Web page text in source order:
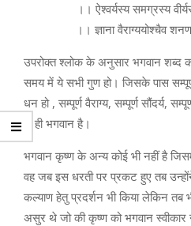
।। ऐश्वर्यस्य समग्रस्य
।। ज्ञाना वैराग्ययोश्चैव
उपरोक्त श्लोक के अनुसार भगवान
समय में ये सभी गुण हो। जिसके पास सम्पूर्ण
धन हो , सम्पूर्ण वैराग्य, सम्पूर्ण सौंदर्य,
वो ही भगवान है।
भगवान कृष्ण के अन्य कोई भी नहीं है
वह जब इस धरती पर प्रकट हुए तब
कल्याण हेतु प्रदर्शन भी किया लेकिन
असुर थे जो की कृष्ण को भगवान स्वीकार